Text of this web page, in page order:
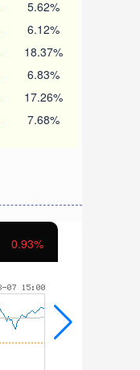
5.62%
6.12%
18.37%
6.83%
17.26%
7.68%
1.01%